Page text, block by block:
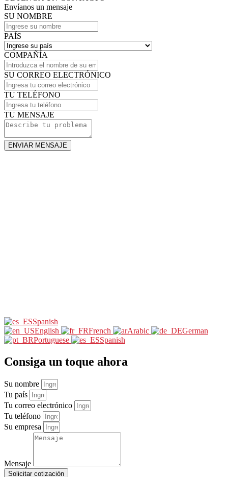
Envíanos un mensaje
SU NOMBRE
PAÍS
COMPAÑÍA
SU CORREO ELECTRÓNICO
TU TELÉFONO
TU MENSAJE
ENVIAR MENSAJE
Spanish
English
French Arabic
German
Portuguese
Spanish
Consiga un toque ahora
Su nombre
Tu país
Tu correo electrónico
Tu teléfono
Su empresa
Mensaje
Solicitar cotización